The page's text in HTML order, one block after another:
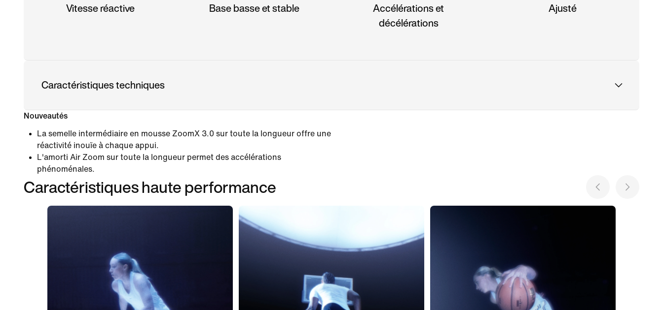
Vitesse réactive Base basse et stable
Accélérations et
décélérations
Ajusté
Caractéristiques techniques
Nouveautés
La semelle intermédiaire en mousse ZoomX 3.0 sur toute la longueur offre une
réactivité inouïe à chaque appui.
L'amorti Air Zoom sur toute la longueur permet des accélérations
phénoménales.
Caractéristiques haute performance